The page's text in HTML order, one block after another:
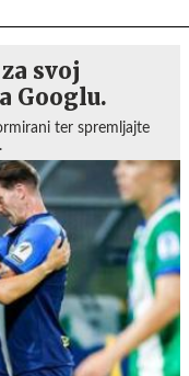
svoj
Googlu.
ter spremljajte